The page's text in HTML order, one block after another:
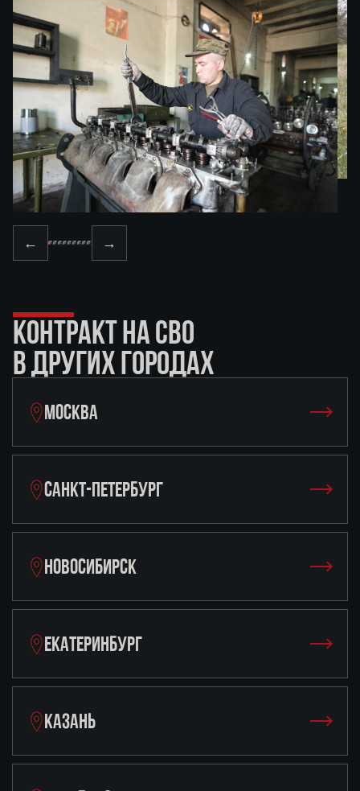
← →
КОНТРАКТ НА СВО
В ДРУГИХ ГОРОДАХ
МОСКВА
САНКТ-ПЕТЕРБУРГ
НОВОСИБИРСК
ЕКАТЕРИНБУРГ
КАЗАНЬ